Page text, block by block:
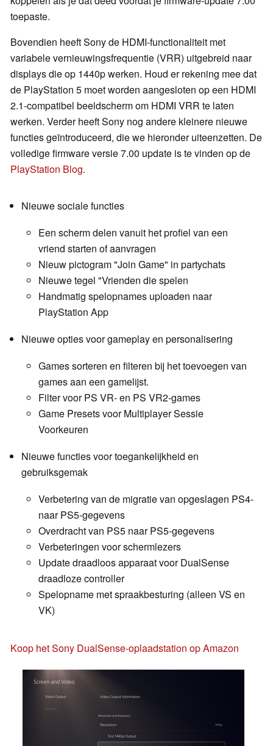
toepaste.
Bovendien heeft Sony de HDMI-functionaliteit met
variabele vernieuwingsfrequentie (VRR) uitgebreid naar
displays die op 1440p werken. Houd er rekening mee dat
de PlayStation 5 moet worden aangesloten op een HDMI
2.1-compatibel beeldscherm om HDMI VRR te laten
werken. Verder heeft Sony nog andere kleinere nieuwe
functies geïntroduceerd, die we hieronder uiteenzetten. De
volledige firmware versie 7.00 update is te vinden op de
PlayStation Blog.
Nieuwe sociale functies
Een scherm delen vanuit het profiel van een
vriend starten of aanvragen
Nieuw pictogram "Join Game" in partychats
Nieuwe tegel "Vrienden die spelen
Handmatig spelopnames uploaden naar
PlayStation App
Nieuwe opties voor gameplay en personalisering
Games sorteren en filteren bij het toevoegen van
games aan een gamelijst.
Filter voor PS VR- en PS VR2-games
Game Presets voor Multiplayer Sessie
Voorkeuren
Nieuwe functies voor toegankelijkheid en
gebruiksgemak
Verbetering van de migratie van opgeslagen PS4-
naar PS5-gegevens
Overdracht van PS5 naar PS5-gegevens
Verbeteringen voor schermlezers
Update draadloos apparaat voor DualSense
draadloze controller
Spelopname met spraakbesturing (alleen VS en
VK)
Koop het Sony DualSense-oplaadstation op Amazon